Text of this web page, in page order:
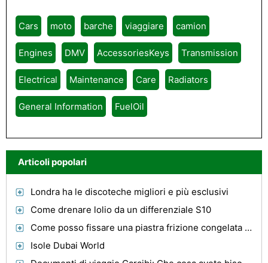
Cars moto barche viaggiare camion
Engines DMV AccessoriesKeys Transmission
Electrical Maintenance Care Radiators
General Information FuelOil
Articoli popolari
Londra ha le discoteche migliori e più esclusivi
Come drenare lolio da un differenziale S10
Come posso fissare una piastra frizione congelata su un trattore Ford?
Isole Dubai World